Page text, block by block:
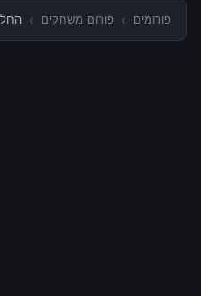
פורומים › פורום משחקים ›